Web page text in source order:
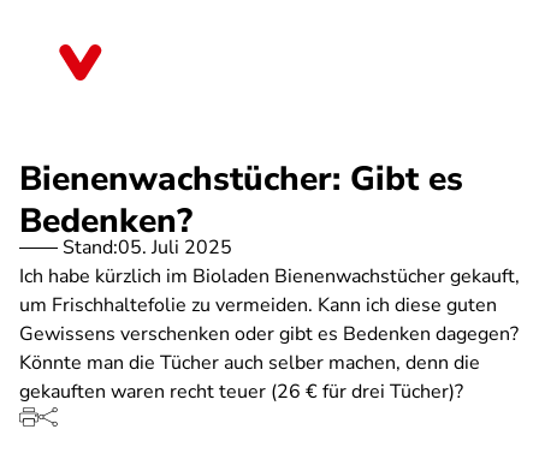
Bienenwachstücher: Gibt es
Bedenken?
Stand:05. Juli 2025
Ich habe kürzlich im Bioladen Bienenwachstücher gekauft,
um Frischhaltefolie zu vermeiden. Kann ich diese guten
Gewissens verschenken oder gibt es Bedenken dagegen?
Könnte man die Tücher auch selber machen, denn die
gekauften waren recht teuer (26 € für drei Tücher)?